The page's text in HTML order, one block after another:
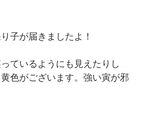
子が届きましたよ！
ているようにも見えたりし
色がございます。強い寅が邪